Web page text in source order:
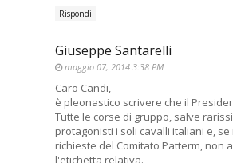
Rispondi
Giuseppe Santarelli
maggio 07, 2014 3:38 PM
Caro Candi,
è pleonastico scrivere che il
Tutte le corse di gruppo, salve
protagonisti i soli cavalli italiani e,
richieste del Comitato Patterm, non
l'etichetta relativa.